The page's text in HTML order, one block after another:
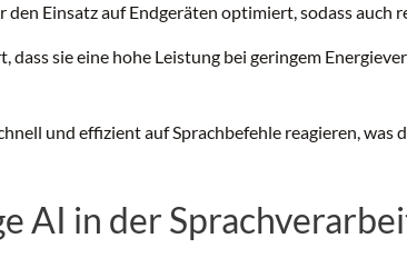
Einsatz auf Endgeräten optimiert, sodass auch
sie eine hohe Leistung bei geringem
und effizient auf Sprachbefehle reagieren, was
AI in der